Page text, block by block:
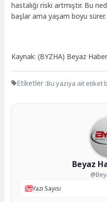
hastalığı riski artmıştır. Bu
başlar ama yaşam boyu sürer.
Kaynak: (BYZHA) Beyaz
Etiketler :Bu yazıya ait etiket
Beyaz
Yazı Sayısı